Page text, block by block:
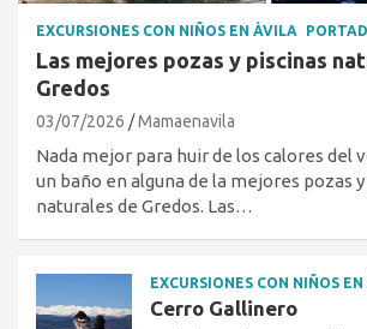
EXCURSIONES CON NIÑOS EN ÁVILA
Las mejores pozas y piscinas
Gredos
03/07/2026 Mamaenavila
Nada mejor para huir de los calores del
un baño en alguna de la mejores pozas
naturales de Gredos. Las…
EXCURSIONES CON NIÑOS
Cerro Gallinero